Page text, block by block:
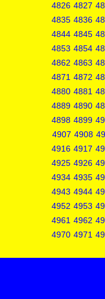
4826 4827
4835 4836
4844 4845
4853 4854
4862 4863
4871 4872
4880 4881
4889 4890
4898 4899
4907 4908
4916 4917
4925 4926
4934 4935
4943 4944
4952 4953
4961 4962
4970 4971